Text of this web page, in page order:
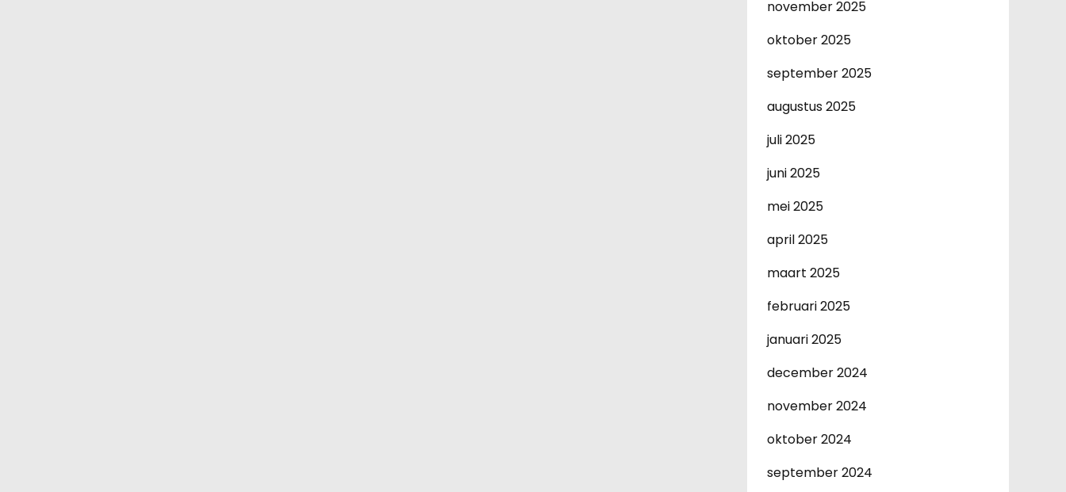
november 2025
oktober 2025
september 2025
augustus 2025
juli 2025
juni 2025
mei 2025
april 2025
maart 2025
februari 2025
januari 2025
december 2024
november 2024
oktober 2024
september 2024